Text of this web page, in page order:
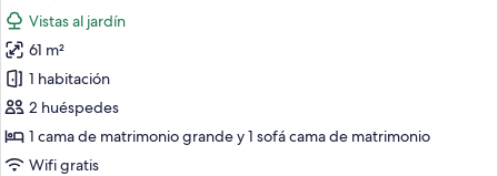
las
fotos
de
Suite,
piscina
privada
Vistas al jardín
61 m²
1 habitación
2 huéspedes
1 cama de matrimonio grande y 1 sofá cama de matrimonio
Wifi gratis